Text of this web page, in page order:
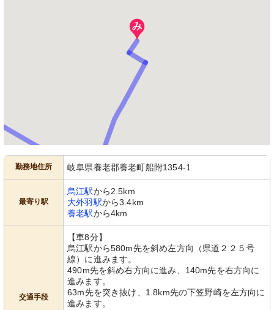
勤務地住所 岐阜県養老郡養老町船附1354-1
最寄り駅
烏江駅から2.5km
大外羽駅から3.4km
養老駅から4km
交通手段
【車8分】
烏江駅から580m先を斜め左方向（県道２２５号
線）に進みます。
490m先を斜め右方向に進み、140m先を右方向に
進みます。
63m先を突き抜け、1.8km先の下笠野崎を左方向に
進みます。